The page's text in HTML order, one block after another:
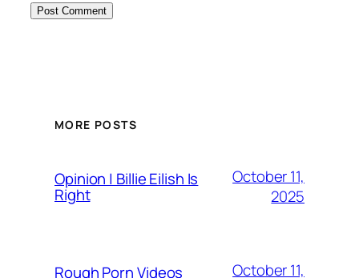
MORE POSTS
Opinion | Billie Eilish Is
Right
October 11,
2025
Rough Porn Videos
October 11,